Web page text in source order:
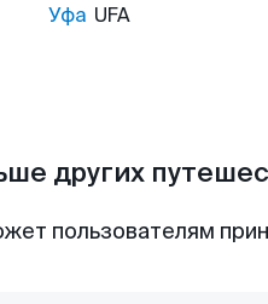
Уфа UFA
других
пользователям